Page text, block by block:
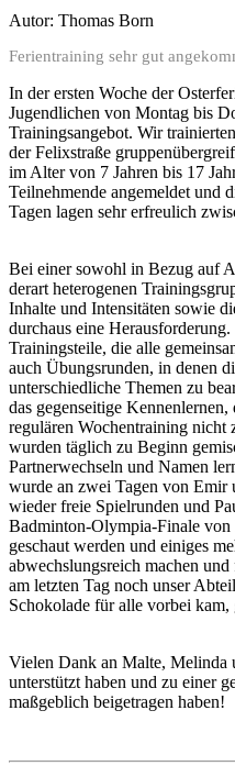
Autor: Thomas Born
Ferientraining sehr gut
In der ersten Woche der
Jugendlichen von Montag bis
Trainingsangebot. Wir
der Felixstraße
im Alter von 7 Jahren bis 17
Teilnehmende angemeldet und
Tagen lagen sehr erfreulich
Bei einer sowohl in Bezug auf
derart heterogenen
Inhalte und Intensitäten sowie
durchaus eine
Trainingsteile, die alle
auch Übungsrunden, in denen
unterschiedliche Themen zu
das gegenseitige
regulären Wochentraining nicht
wurden täglich zu Beginn
Partnerwechseln und Namen
wurde an zwei Tagen von Emir
wieder freie Spielrunden und
Badminton-Olympia-Finale von
geschaut werden und einiges
abwechslungsreich machen
am letzten Tag noch unser
Schokolade für alle vorbei
Vielen Dank an Malte, Melinda
unterstützt haben und zu einer
maßgeblich beigetragen haben!